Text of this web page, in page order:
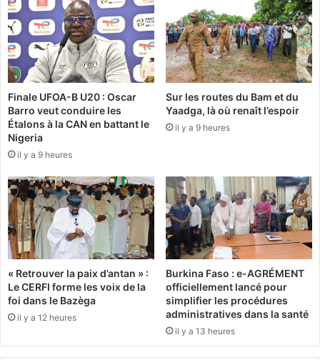
z
-
v
o
u
s
a
p
r
è
s
a
p
r
é
s
i
d
e
n
t
n
:
U
n
e
c
o
o
p
é
a
t
i
o
n
à
t
a
i
l
Finale UFOA-B U20 : Oscar
Barro veut conduire les
Étalons à la CAN en battant le
Nigeria
il y a 9 heures
Sur les routes du Bam et du
Yaadga, là où renaît l’espoir
il y a 9 heures
« Retrouver la paix d’antan » :
Le CERFI forme les voix de la
foi dans le Bazèga
il y a 12 heures
Burkina Faso : e-AGRÉMENT
officiellement lancé pour
simplifier les procédures
administratives dans la santé
il y a 13 heures